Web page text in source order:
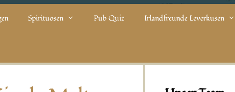
Spirituosen Pub Quiz Irlandfreunde Leverkusen